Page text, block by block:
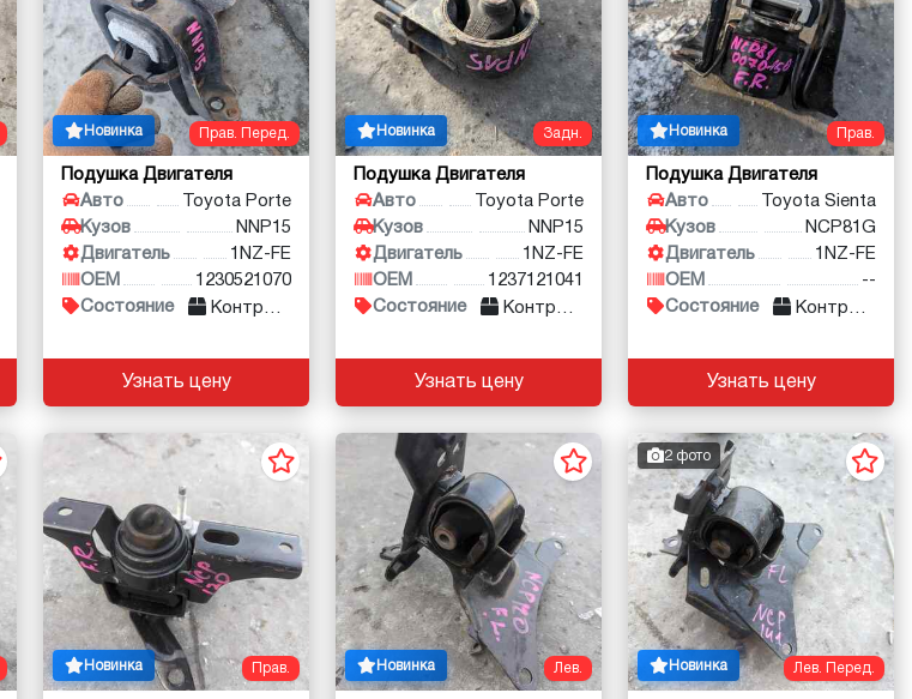
Прав. Перед.
Новинка
Подушка Двигателя
Авто
Toyota Porte
Кузов
NNP15
Двигатель
1NZ-FE
OEM
1230521070
Состояние
Контракт
Узнать цену
Задн.
Новинка
Подушка Двигателя
Авто
Toyota Porte
Кузов
NNP15
Двигатель
1NZ-FE
OEM
1237121041
Состояние
Контракт
Узнать цену
Прав.
Новинка
Подушка Двигателя
Авто
Toyota Sienta
Кузов
NCP81G
Двигатель
1NZ-FE
OEM
--
Состояние
Контракт
Узнать цену
Прав.
Новинка Лев.
Новинка Лев. Перед.
2 фото
Новинка